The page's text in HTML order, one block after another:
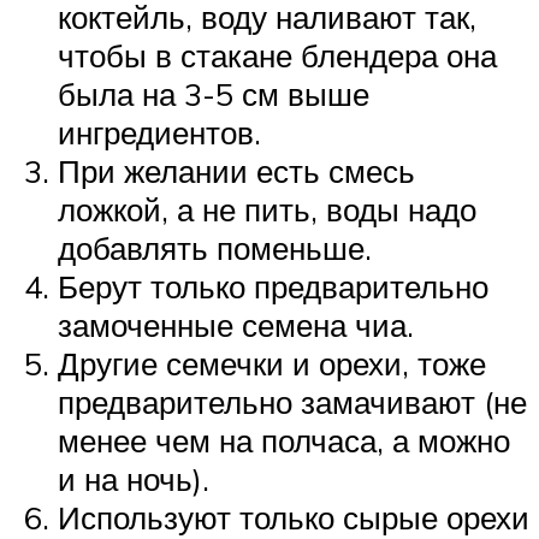
коктейль, воду наливают так,
чтобы в стакане блендера она
была на 3-5 см выше
ингредиентов.
При желании есть смесь
ложкой, а не пить, воды надо
добавлять поменьше.
Берут только предварительно
замоченные семена чиа.
Другие семечки и орехи, тоже
предварительно замачивают (не
менее чем на полчаса, а можно
и на ночь).
Используют только сырые орехи